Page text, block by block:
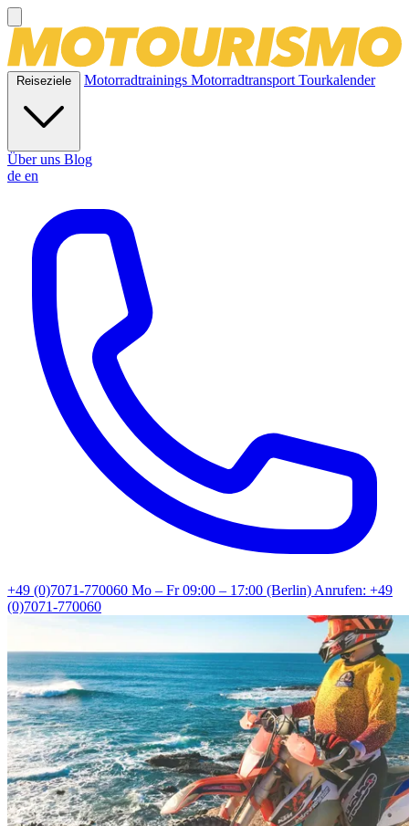
Reiseziele Motorradtrainings MotorradtransportTourkalender
Über uns Blog
de en
+49 (0)7071-770060 Mo – Fr 09:00 – 17:00 (Berlin)Anrufen: +49
(0)7071-770060